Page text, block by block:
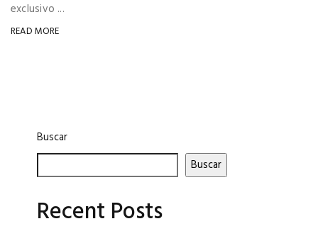
exclusivo ...
READ MORE
Buscar
Buscar
Recent Posts